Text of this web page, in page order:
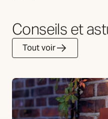
Conseils et
Tout voir